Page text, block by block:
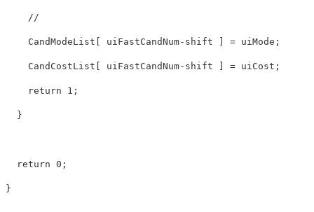
    //
    CandModeList[ uiFastCandNum-
shift ] = uiMode;
    CandCostList[ uiFastCandNum-
shift ] = uiCost;
return 1 ;
  }
return 0 ;
}